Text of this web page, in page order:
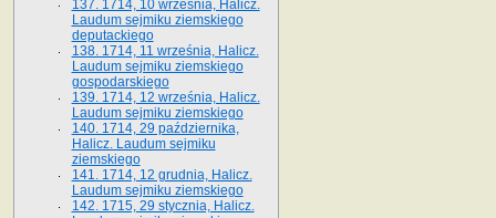
137. 1714, 10 września, Halicz.
Laudum sejmiku ziemskiego
deputackiego
138. 1714, 11 września, Halicz.
Laudum sejmiku ziemskiego
gospodarskiego
139. 1714, 12 września, Halicz.
Laudum sejmiku ziemskiego
140. 1714, 29 października,
Halicz. Laudum sejmiku
ziemskiego
141. 1714, 12 grudnia, Halicz.
Laudum sejmiku ziemskiego
142. 1715, 29 stycznia, Halicz.